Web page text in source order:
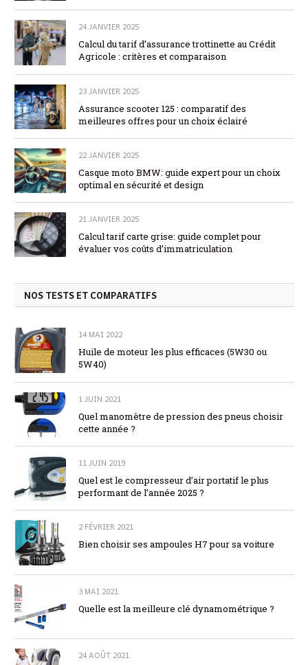
24 JANVIER 2025
Calcul du tarif d’assurance trottinette au Crédit
Agricole : critères et comparaison
23 JANVIER 2025
Assurance scooter 125 : comparatif des
meilleures offres pour un choix éclairé
22 JANVIER 2025
Casque moto BMW: guide expert pour un choix
optimal en sécurité et design
21 JANVIER 2025
Calcul tarif carte grise: guide complet pour
évaluer vos coûts d’immatriculation
NOS TESTS ET COMPARATIFS
14 MAI 2022
Huile de moteur les plus efficaces (5W30 ou
5W40)
1 JUIN 2021
Quel manomètre de pression des pneus choisir
cette année ?
11 JUIN 2019
Quel est le compresseur d’air portatif le plus
performant de l’année 2025 ?
2 FÉVRIER 2021
Bien choisir ses ampoules H7 pour sa voiture
3 MAI 2021
Quelle est la meilleure clé dynamométrique ?
24 AOÛT 2021